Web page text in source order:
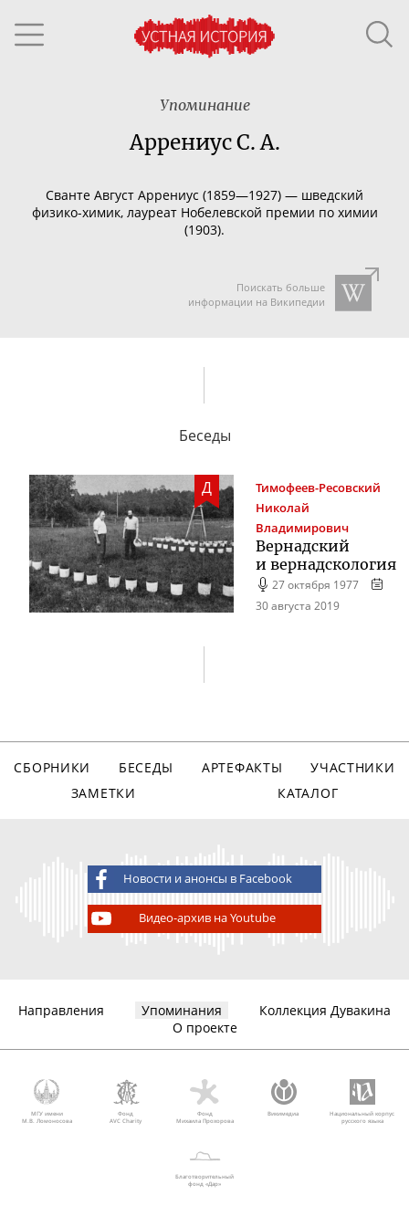
Упоминание
Аррениус С. А.
Сванте Август Аррениус (1859—1927) — шведский
физико-химик, лауреат Нобелевской премии по химии
(1903).
Поискать больше
информации на Википедии
Беседы
Д
Тимофеев-Ресовский
Николай
Владимирович
Вернадский
и вернадскология
27 октября 1977
30 августа 2019
СБОРНИКИ БЕСЕДЫ АРТЕФАКТЫ
УЧАСТНИКИ
ЗАМЕТКИ
КАТАЛОГ
Новости и анонсы в Facebook
Видео-архив на Youtube
Направления Упоминания
Коллекция Дувакина
О проекте
МГУ имени
М.В. Ломоносова
Фонд
AVC Charity
Фонд
Михаила Прохорова
Викимедиа
Национальный корпус
русского языка
Благотворительный
фонд «Дар»